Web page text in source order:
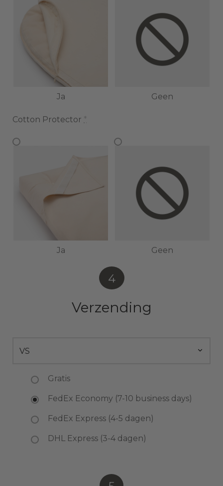
Ja Geen
Cotton Protector *
Ja Geen
4
Verzending
Gratis
FedEx Economy (7-10 business days)
FedEx Express (4-5 dagen)
DHL Express (3-4 dagen)